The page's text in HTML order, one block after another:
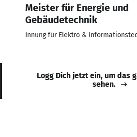
Meister für Energie und
Gebäudetechnik
Innung für Elektro &
Logg Dich jetzt ein, um das
sehen.